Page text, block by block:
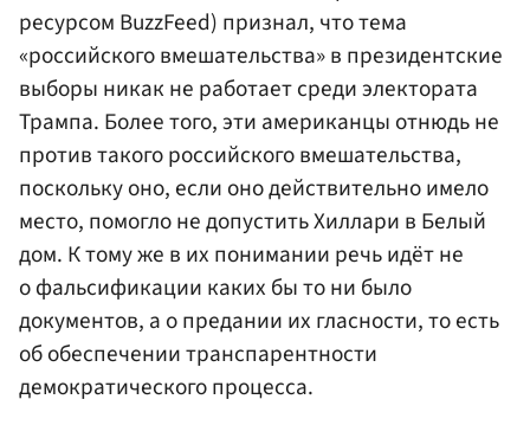
ресурсом BuzzFeed) признал, что тема
«российского вмешательства» в президентские
выборы никак не работает среди электората
Трампа. Более того, эти американцы отнюдь не
против такого российского вмешательства,
поскольку оно, если оно действительно имело
место, помогло не допустить Хиллари в Белый
дом. К тому же в их понимании речь идёт не
о фальсификации каких бы то ни было
документов, а о предании их гласности, то есть
об обеспечении транспарентности
демократического процесса.